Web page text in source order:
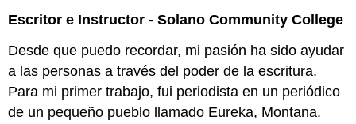
Escritor e Instructor - Solano Community College
Desde que puedo recordar, mi pasión ha sido ayudar
a las personas a través del poder de la escritura.
Para mi primer trabajo, fui periodista en un periódico
de un pequeño pueblo llamado Eureka, Montana.